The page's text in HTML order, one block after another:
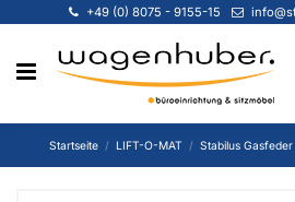
+49 (0) 8075 - 9155-15
Startseite LIFT-O-MAT Stabilus